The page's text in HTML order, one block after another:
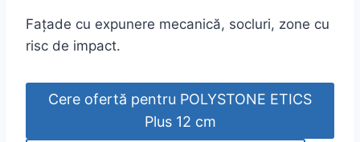
Fațade cu expunere mecanică, socluri, zone cu
risc de impact.
Cere ofertă pentru POLYSTONE ETICS
Plus 12 cm